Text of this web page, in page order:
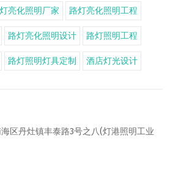
亮化照明厂家 路灯亮化照明工程
路灯亮化照明设计 路灯照明工程
路灯照明灯具定制 酒店灯光设计
区丹灶镇丰泰路3号之八(灯港照明工业